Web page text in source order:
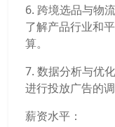
6. 跨境选品与物
了解产品行业和
算。
7. 数据分析与优
进行投放广告的调
薪资水平：